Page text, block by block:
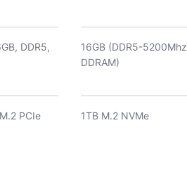
to
DDR5,
PCIe
lên 4.8GHz, (16 lõi, 22
luồng), CPU thế hệ mới
2024-2025 tích hợp
NPU Ai mạnh mẽ tiết
16GB (DDR5-5200Mhz
DDRAM)
1TB M.2 NVMe